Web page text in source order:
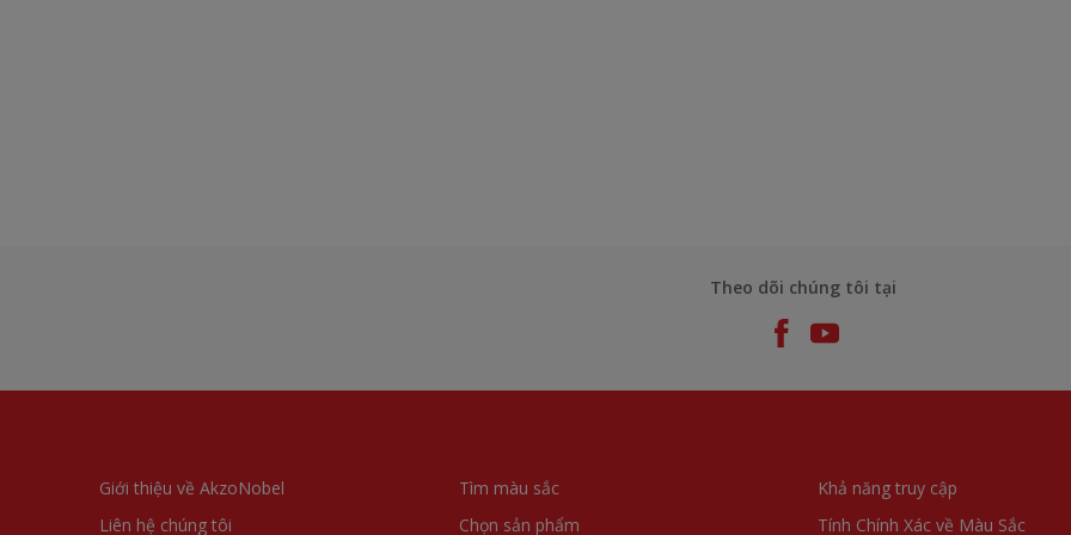
Theo dõi chúng tôi tại
Giới thiệu về AkzoNobel
Liên hệ chúng tôi
Tìm màu sắc
Chọn sản phẩm
Khả năng truy cập
Tính Chính Xác về Màu Sắc